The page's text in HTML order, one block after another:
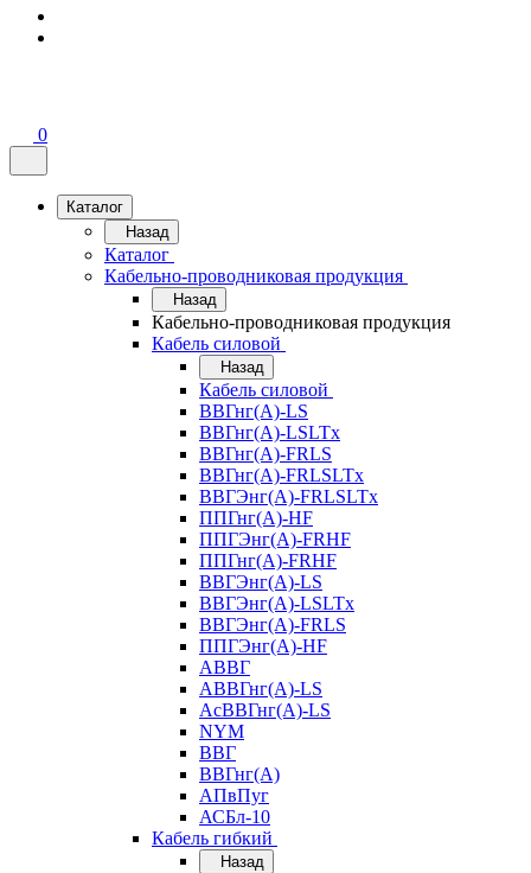
0
Каталог
Назад
Каталог
Кабельно-проводниковая продукция
Назад
Кабельно-проводниковая продукция
Кабель силовой
Назад
Кабель силовой
ВВГнг(А)-LS
ВВГнг(А)-LSLTx
ВВГнг(А)-FRLS
ВВГнг(А)-FRLSLTx
ВВГЭнг(А)-FRLSLTx
ППГнг(А)-HF
ППГЭнг(А)-FRHF
ППГнг(А)-FRHF
ВВГЭнг(А)-LS
ВВГЭнг(А)-LSLTx
ВВГЭнг(А)-FRLS
ППГЭнг(А)-HF
АВВГ
АВВГнг(А)-LS
АсВВГнг(А)-LS
NYM
ВВГ
ВВГнг(А)
АПвПуг
АСБл-10
Кабель гибкий
Назад